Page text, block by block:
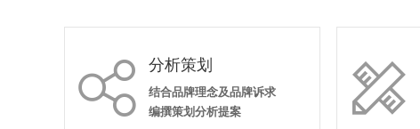
 分析策划
结合品牌理念及品牌诉求
编撰策划分析提案
